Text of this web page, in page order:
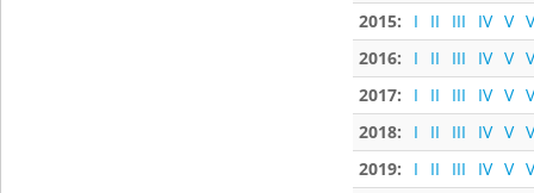
2015:
I II III IV V
2016:
I II III IV V
2017:
I II III IV V
2018:
I II III IV V
2019:
I II III IV V